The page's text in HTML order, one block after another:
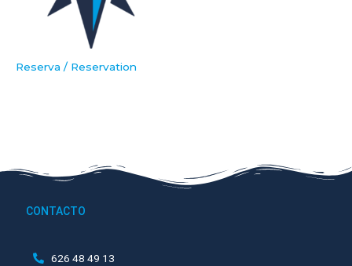
Reserva / Reservation
CONTACTO
626 48 49 13